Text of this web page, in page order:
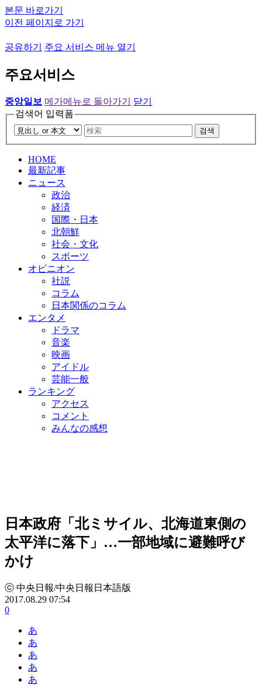
본문 바로가기
이전 페이지로 가기
공유하기 주요 서비스 메뉴 열기
주요서비스
중앙일보 메가메뉴로 돌아가기
닫기
검색어 입력폼
검색
HOME
最新記事
ニュース
政治
経済
国際・日本
北朝鮮
社会・文化
スポーツ
オピニオン
社説
コラム
日本関係のコラム
エンタメ
ドラマ
音楽
映画
アイドル
芸能一般
ランキング
アクセス
コメント
みんなの感想
日本政府「北ミサイル、北海道東側の
太平洋に落下」…一部地域に避難呼び
かけ
ⓒ 中央日報/中央日報日本語版
2017.08.29 07:54
0
あ
あ
あ
あ
あ